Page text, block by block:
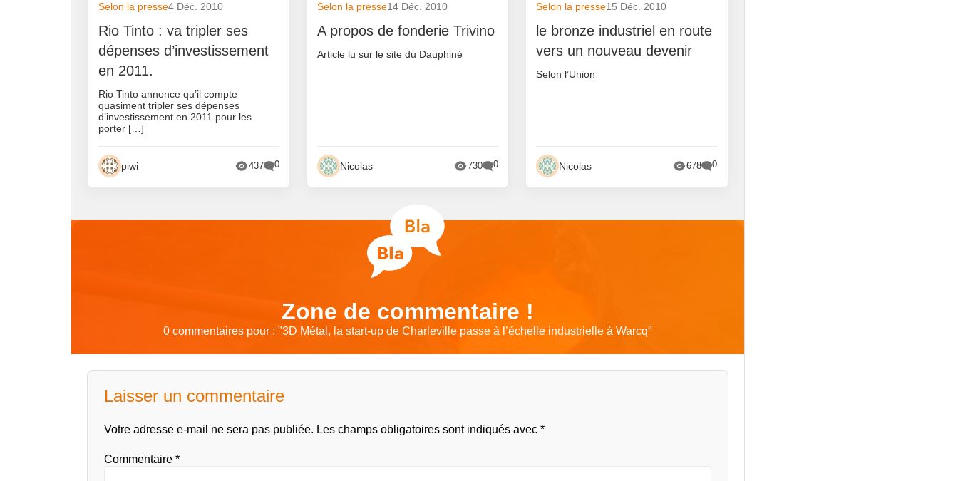
Selon la presse4 Déc. 2010
Rio Tinto : va tripler ses
dépenses d’investissement
en 2011.
Rio Tinto annonce qu’il compte
quasiment tripler ses dépenses
d’investissement en 2011 pour les
porter […]
piwi 437 0
Selon la presse14 Déc. 2010
A propos de fonderie Trivino
Article lu sur le site du Dauphiné
Nicolas 730 0
Selon la presse15 Déc. 2010
le bronze industriel en route
vers un nouveau devenir
Selon l’Union
Nicolas 678 0
Zone de commentaire !
0 commentaires pour : "3D Métal, la start-up de Charleville passe à l’échelle industrielle à Warcq"
Laisser un commentaire
Votre adresse e-mail ne sera pas publiée. Les champs obligatoires sont indiqués avec *
Commentaire *